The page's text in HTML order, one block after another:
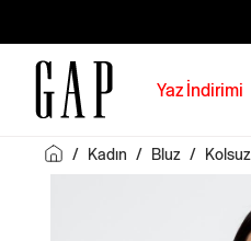
Yaz İndirimi
/ Kadın / Bluz / Kolsuz